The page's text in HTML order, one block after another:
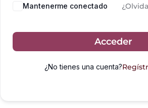
Mantenerme conectado
Acceder
¿No tienes una cuenta?